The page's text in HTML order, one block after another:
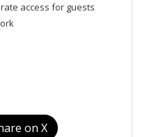
access for guests
on X